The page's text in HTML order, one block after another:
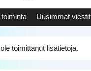
Uusimmat viestit
toimittanut lisätietoja.